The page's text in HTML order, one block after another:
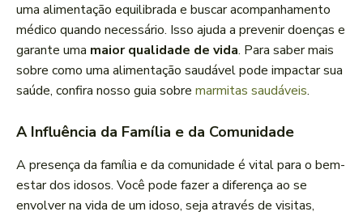
uma alimentação equilibrada e buscar acompanhamento
médico quando necessário. Isso ajuda a prevenir doenças e
garante uma maior qualidade de vida. Para saber mais
sobre como uma alimentação saudável pode impactar sua
saúde, confira nosso guia sobre marmitas saudáveis.
A Influência da Família e da Comunidade
A presença da família e da comunidade é vital para o bem-
estar dos idosos. Você pode fazer a diferença ao se
envolver na vida de um idoso, seja através de visitas,